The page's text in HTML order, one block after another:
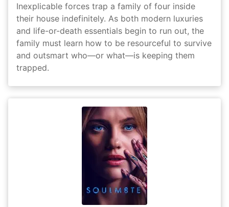
Inexplicable forces trap a family of four inside
their house indefinitely. As both modern luxuries
and life-or-death essentials begin to run out, the
family must learn how to be resourceful to survive
and outsmart who—or what—is keeping them
trapped.